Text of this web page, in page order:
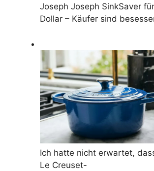
Joseph Joseph SinkSaver
Dollar – Käufer sind
Ich hatte nicht erwartet,
Le Creuset-